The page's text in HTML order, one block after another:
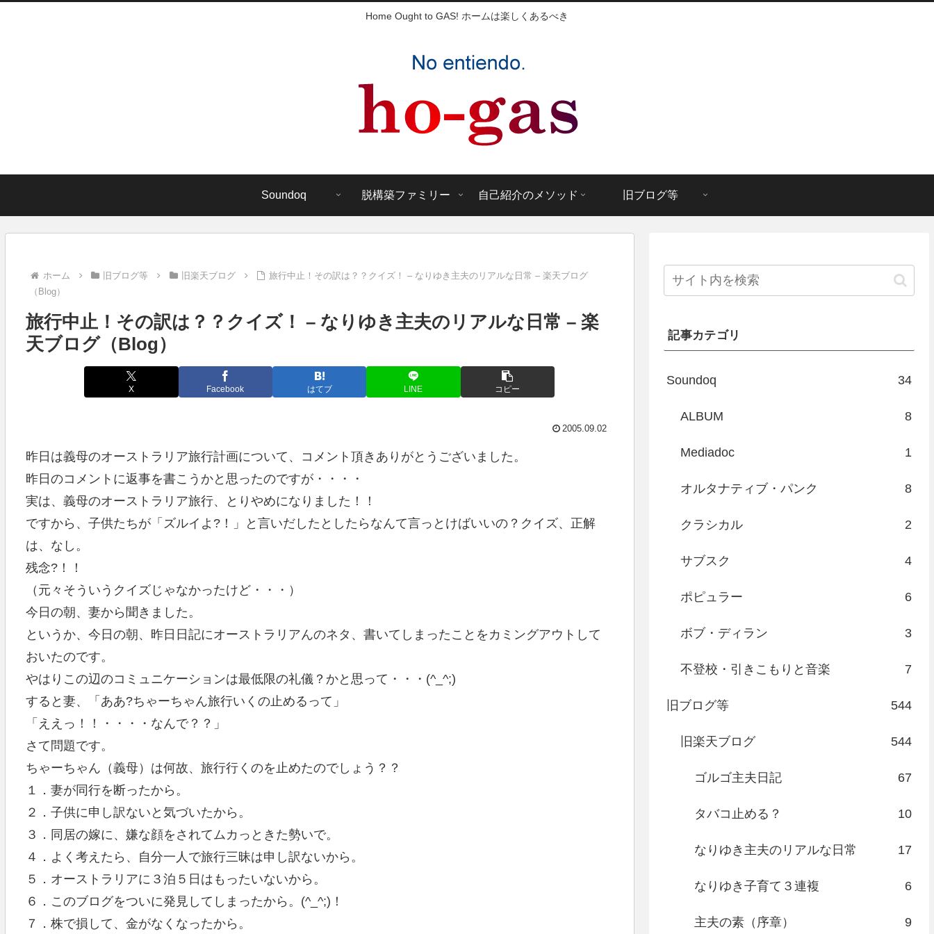
Home Ought to GAS! ホームは楽しくあるべき
Soundoq 脱構築ファミリー 自己紹介のメソッド 旧ブログ等
ホーム 旧ブログ等 旧楽天ブログ
旅行中止！その訳は？？クイズ！ – なりゆき主夫のリアルな日常 – 楽天ブログ
（Blog）
旅行中止！その訳は？？クイズ！ – なりゆき主夫のリアルな日常 – 楽
天ブログ（Blog）
X Facebook はてブ LINE コピー
2005.09.02
昨日は義母のオーストラリア旅行計画について、コメント頂きありがとうございました。
昨日のコメントに返事を書こうかと思ったのですが・・・・
実は、義母のオーストラリア旅行、とりやめになりました！！
ですから、子供たちが「ズルイよ?！」と言いだしたとしたらなんて言っとけばいいの？クイズ、正解
は、なし。
残念?！！
（元々そういうクイズじゃなかったけど・・・）
今日の朝、妻から聞きました。
というか、今日の朝、昨日日記にオーストラリアんのネタ、書いてしまったことをカミングアウトして
おいたのです。
やはりこの辺のコミュニケーションは最低限の礼儀？かと思って・・・(^_^;)
すると妻、「ああ?ちゃーちゃん旅行いくの止めるって」
「ええっ！！・・・・なんで？？」
さて問題です。
ちゃーちゃん（義母）は何故、旅行行くのを止めたのでしょう？？
１．妻が同行を断ったから。
２．子供に申し訳ないと気づいたから。
３．同居の嫁に、嫌な顔をされてムカっときた勢いで。
４．よく考えたら、自分一人で旅行三昧は申し訳ないから。
５．オーストラリアに３泊５日はもったいないから。
６．このブログをついに発見してしまったから。(^_^;)！
７．株で損して、金がなくなったから。
記事カテゴリ
Soundoq 34
ALBUM 8
Mediadoc 1
オルタナティブ・パンク 8
クラシカル 2
サブスク 4
ポピュラー 6
ボブ・ディラン 3
不登校・引きこもりと音楽 7
旧ブログ等 544
旧楽天ブログ 544
ゴルゴ主夫日記 67
タバコ止める？ 10
なりゆき主夫のリアルな日常 17
なりゆき子育て３連複 6
主夫の素（序章） 9